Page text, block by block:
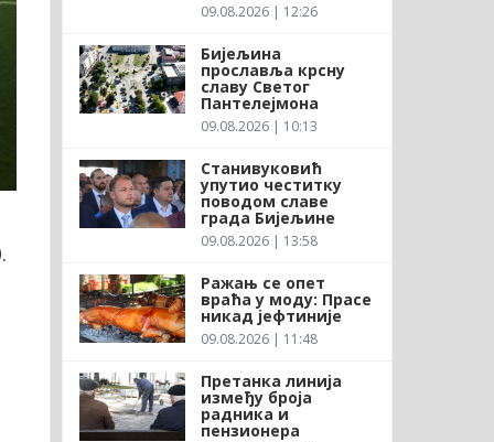
09.08.2026 | 12:26
Бијељина
прославља крсну
славу Светог
Пантелејмона
09.08.2026 | 10:13
Станивуковић
упутио честитку
поводом славе
града Бијељине
09.08.2026 | 13:58
Ражањ се опет
враћа у моду: Прасе
никад јефтиније
09.08.2026 | 11:48
Претанка линија
између броја
радника и
пензионера